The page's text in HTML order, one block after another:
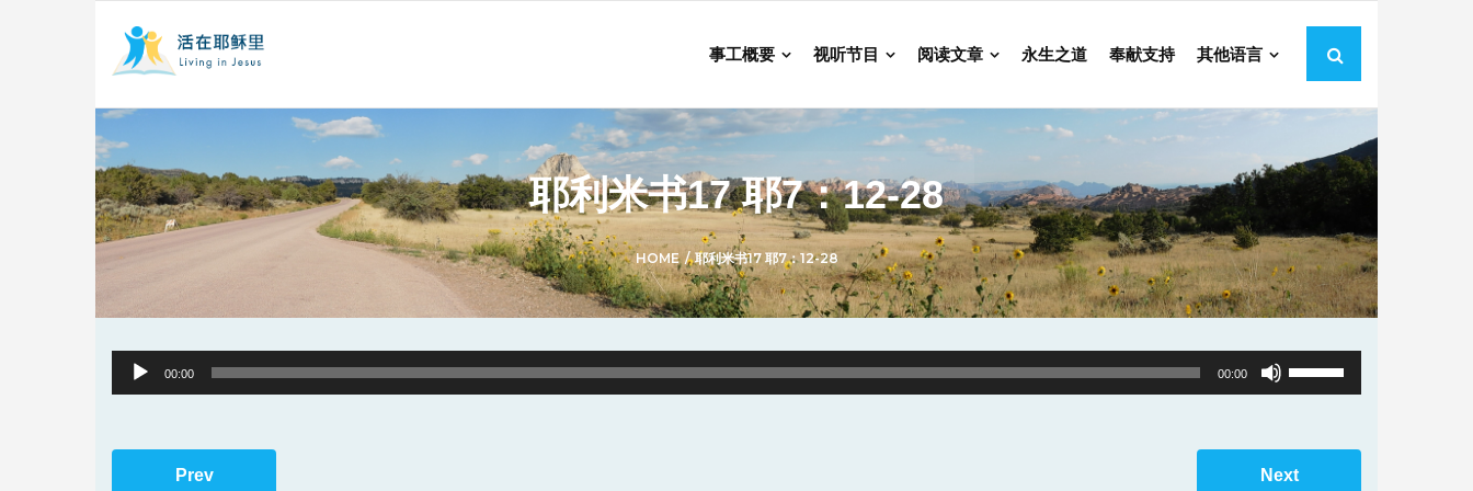
事工概要 视听节目 阅读文章 永生之道 奉献支持 其他语言
耶利米书17 耶7：12-28
HOME /耶利米书17 耶7：12-28
Audio
Player
00:00 00:00
Use
Up/Down
to
Prev Next